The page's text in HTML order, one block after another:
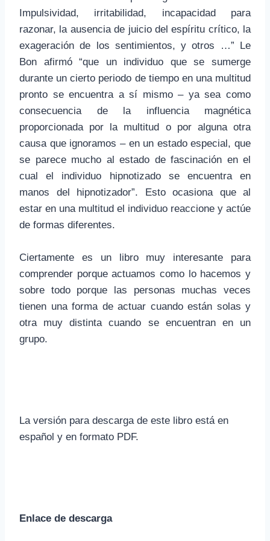
Impulsividad, irritabilidad, incapacidad para
razonar, la ausencia de juicio del espíritu crítico, la
exageración de los sentimientos, y otros …” Le
Bon afirmó “que un individuo que se sumerge
durante un cierto periodo de tiempo en una multitud
pronto se encuentra a sí mismo – ya sea como
consecuencia de la influencia magnética
proporcionada por la multitud o por alguna otra
causa que ignoramos – en un estado especial, que
se parece mucho al estado de fascinación en el
cual el individuo hipnotizado se encuentra en
manos del hipnotizador”. Esto ocasiona que al
estar en una multitud el individuo reaccione y actúe
de formas diferentes.
Ciertamente es un libro muy interesante para
comprender porque actuamos como lo hacemos y
sobre todo porque las personas muchas veces
tienen una forma de actuar cuando están solas y
otra muy distinta cuando se encuentran en un
grupo.
La versión para descarga de este libro está en
español y en formato PDF.
Enlace de descarga